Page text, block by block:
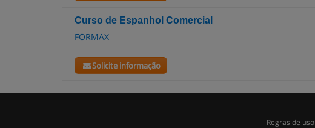
Curso de Espanhol Comercial
FORMAX
Solicite informação
Regras de uso